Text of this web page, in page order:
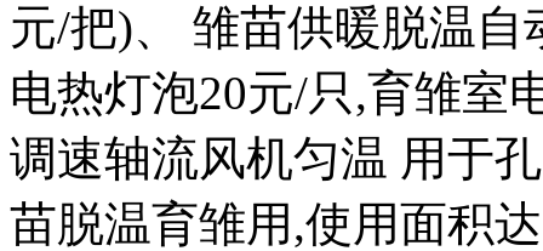
元/把)、 雏苗供暖脱温
电热灯泡20元/只,育雏室
调速轴流风机匀温 用于
苗脱温育雏用,使用面积